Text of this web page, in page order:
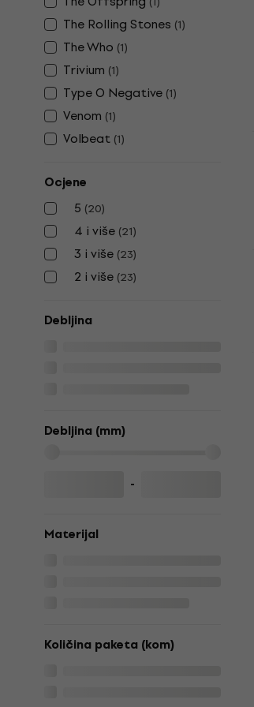
The Rolling Stones (1)
The Who (1)
Trivium (1)
Type O Negative (1)
Venom (1)
Volbeat (1)
Ocjene
5 (20)
4 i više (21)
3 i više (23)
2 i više (23)
Debljina
Debljina (mm)
-
Materijal
Količina paketa (kom)